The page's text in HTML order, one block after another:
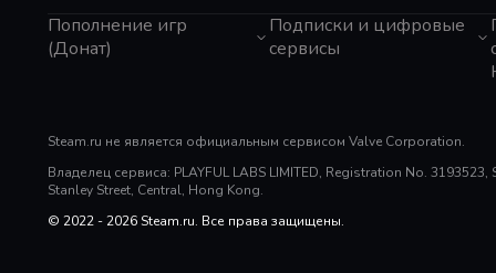
Пополнение игр
(Донат)
Genshin Impact
Super SUS
Free Fire
PUBG Mobile
Whiteout Survival
Подписки и цифровые
сервисы
Telegram Премиум
Rewarble
Razer Gold
TNG Reload Pin
Steam.ru не является официальным сервисом Valve Corporation.
Владелец сервиса: PLAYFUL LABS LIMITED, Registration No.
Stanley Street, Central, Hong Kong.
© 2022 - 2026 Steam.ru. Все права защищены.